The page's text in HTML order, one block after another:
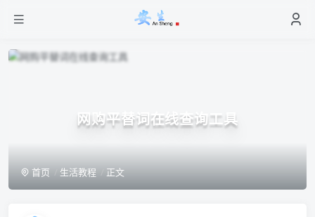
网购平替词在线查询工具
首页 生活教程 正文